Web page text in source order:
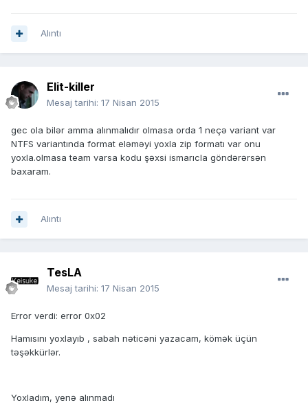
Alıntı
Elit-killer
Mesaj tarihi: 17 Nisan 2015
gec ola bilər amma alınmalıdır olmasa orda 1 neçə variant var
NTFS variantında format eləməyi yoxla zip formatı var onu
yoxla.olmasa team varsa kodu şəxsi ismarıcla göndərərsən
baxaram.
Alıntı
TesLA
Mesaj tarihi: 17 Nisan 2015
Error verdi: error 0x02
Hamısını yoxlayıb , sabah nəticəni yazacam, kömək üçün
təşəkkürlər.
Yoxladım, yenə alınmadı